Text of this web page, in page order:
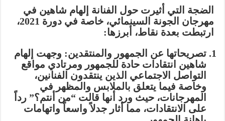
الضجة التي أثيرت حول الفنانة إلهام شاهين في
مهرجان الجونة السينمائي، خاصة في دورة 2021،
ارتبطت بعدة نقاط، أبرزها:
تصريحاتها عن الجمهور والمنتقدين: وجهت إلهام
شاهين انتقادات حادة للجمهور ومرتادي مواقع
التواصل الاجتماعي الذين ينتقدون الفنانين،
وخاصة فيما يتعلق بالملابس والمظهر في
المهرجانات، حيث ورد أنها قالت “من أنتم؟” رداً
على الانتقادات، مما أثار جدلاً واسعاً واتهامات